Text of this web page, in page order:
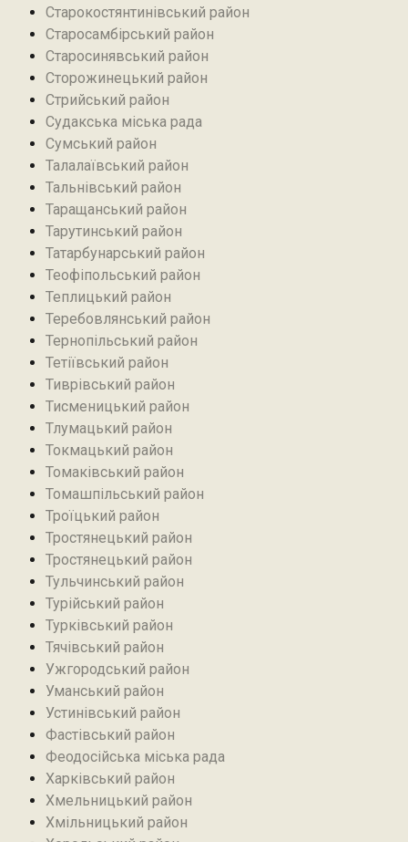
Старокостянтинівський район
Старосамбірський район
Старосинявський район
Сторожинецький район
Стрийський район
Судакська міська рада
Сумський район
Талалаївський район
Тальнівський район
Таращанський район
Тарутинський район
Татарбунарський район
Теофіпольський район‎
Теплицький район
Теребовлянський район
Тернопільський район
Тетіївський район
Тиврівський район
Тисменицький район
Тлумацький район
Токмацький район
Томаківський район
Томашпільський район
Троїцький район‎
Тростянецький район
Тростянецький район
Тульчинський район
Турійський район
Турківський район
Тячівський район
Ужгородський район
Уманський район
Устинівський район
Фастівський район
Феодосійська міська рада
Харківський район
Хмельницький район
Хмільницький район